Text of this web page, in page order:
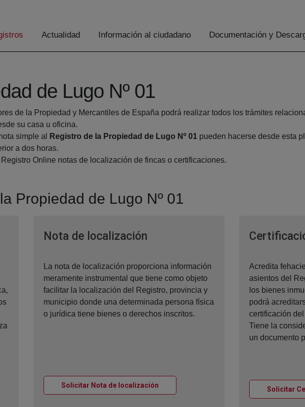
Actualidad Información al ciudadano Documentación y
de Lugo Nº 01
de la Propiedad y Mercantiles de España podrá realizar todos los trámites
su casa u oficina.
simple al
Registro de la Propiedad de Lugo Nº 01 pueden hacerse desde esta
a dos horas.
Online notas de localización de fincas o certificaciones.
Propiedad de Lugo Nº 01
Nota de localizaciónVentana nueva
La nota de localización proporciona información
meramente instrumental que tiene como objeto
facilitar la localización del Registro, provincia y
municipio donde una determinada persona física
o jurídica tiene bienes o derechos inscritos.
Solicitar Nota de localizaciónVentana nueva
Acredita
asientos del
los bienes
podrá
certificación
Tiene la
un documento
Solicitar